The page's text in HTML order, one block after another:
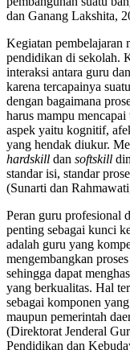
dan Ganang Lakshita,
Kegiatan pembelajaran
pendidikan di sekolah.
interaksi antara guru
karena tercapainya
dengan bagaimana
harus mampu
aspek yaitu kognitif,
yang hendak diukur.
hardskill dan softskill
standar isi, standar
(Sunarti dan
Peran guru profesional
penting sebagai kunci
adalah guru yang
mengembangkan
sehingga dapat
yang berkualitas. Hal
sebagai komponen
maupun pemerintah
(Direktorat Jenderal
Pendidikan dan